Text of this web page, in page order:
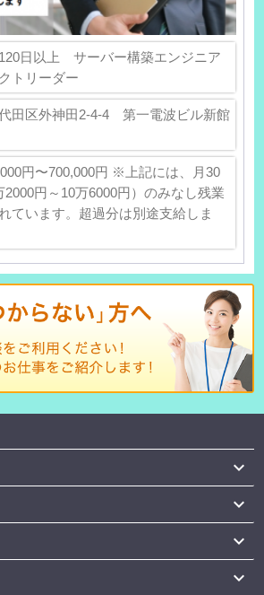
日以上 サーバー構築エンジニア
トリーダー
田区外神田2-4-4 第一電波ビル新館
円〜700,000円 ※上記には、月30
2000円～10万6000円）のみなし残業
ています。超過分は別途支給しま



